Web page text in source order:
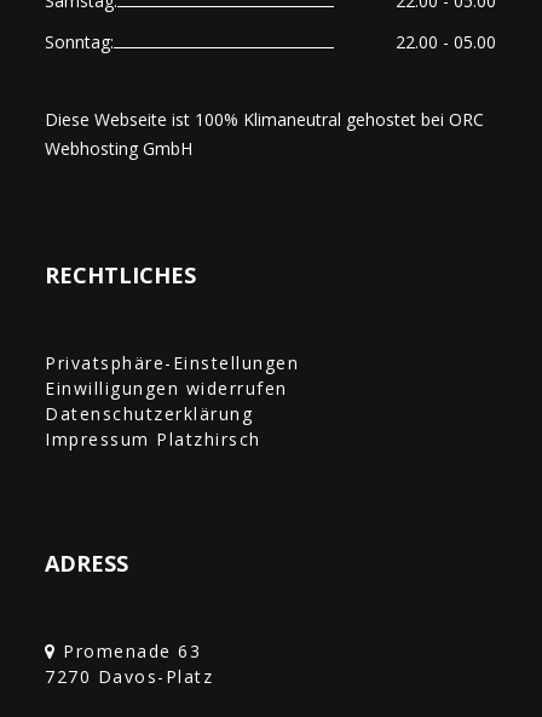
Sonntag:
22.00 - 05.00
Diese Webseite ist 100% Klimaneutral gehostet beiORC
Webhosting GmbH
RECHTLICHES
Privatsphäre-Einstellungen
Einwilligungen widerrufen
Datenschutzerklärung
Impressum Platzhirsch
ADRESS
Promenade 63